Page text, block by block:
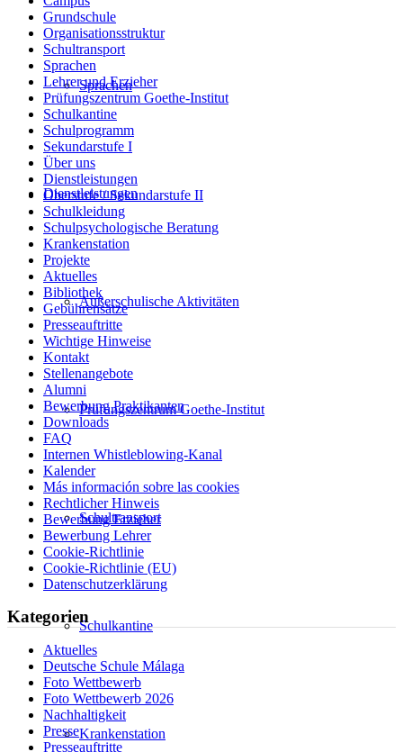
Sprachen
Dienstleistungen
Außerschulische Aktivitäten
Prüfungszentrum Goethe-Institut
Schultransport
Schulkantine
Krankenstation
Grundschule
Organisationsstruktur
Schultransport
Sprachen
Lehrer und Erzieher
Prüfungszentrum Goethe-Institut
Schulkantine
Schulprogramm
Sekundarstufe I
Über uns
Dienstleistungen
Oberstufe / Sekundarstufe II
Schulkleidung
Schulpsychologische Beratung
Krankenstation
Projekte
Aktuelles
Bibliothek
Gebührensätze
Presseauftritte
Wichtige Hinweise
Kontakt
Stellenangebote
Alumni
Bewerbung Praktikanten
Downloads
FAQ
Internen Whistleblowing-Kanal
Kalender
Más información sobre las cookies
Rechtlicher Hinweis
Bewerbung Erzieher
Bewerbung Lehrer
Cookie-Richtlinie
Cookie-Richtlinie (EU)
Datenschutzerklärung
Kategorien
Aktuelles
Deutsche Schule Málaga
Foto Wettbewerb
Foto Wettbewerb 2026
Nachhaltigkeit
Presse
Presseauftritte